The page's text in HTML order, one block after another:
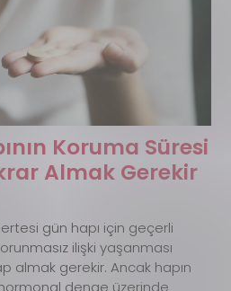
Koruma Süresi
Almak Gerekir
gün hapı için geçerli
ilişki yaşanması
almak gerekir. Ancak hapın
hormonal denge üzerinde